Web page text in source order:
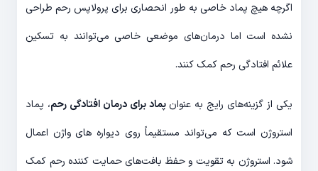
اگرچه هیچ پماد خاصی به طور انحصاری برای پرولاپس رحم طراحی
نشده است اما درمان‌های موضعی خاصی می‌توانند به تسکین
علائم افتادگی رحم کمک کنند.
یکی از گزینه‌های رایج به عنوانپماد برای درمان افتادگی رحم، پماد
استروژن است که می‌تواند مستقیماً روی دیواره های واژن اعمال
شود. استروژن به تقویت و حفظ بافت‌های حمایت کننده رحم کمک